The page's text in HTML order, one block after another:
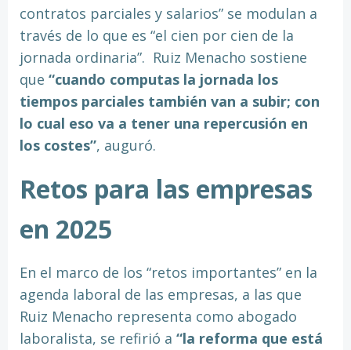
contratos parciales y salarios” se modulan a
través de lo que es “el cien por cien de la
jornada ordinaria”. Ruiz Menacho sostiene
que “cuando computas la jornada los
tiempos parciales también van a subir; con
lo cual eso va a tener una repercusión en
los costes”, auguró.
Retos para las empresas
en 2025
En el marco de los “retos importantes” en la
agenda laboral de las empresas, a las que
Ruiz Menacho representa como abogado
laboralista, se refirió a “la reforma que está